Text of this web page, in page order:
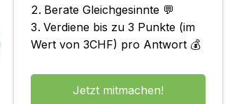
Berate Gleichgesinnte 💬
Verdiene bis zu 3 Punkte (im
Wert von 3CHF) pro Antwort 💰
Jetzt mitmachen!